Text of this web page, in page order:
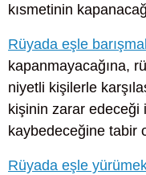
kısmetinin
Rüyada eşle
kapanmayacağına,
niyetli kişilerle
kişinin zarar edeceği
kaybedeceğine tabir
Rüyada eşle